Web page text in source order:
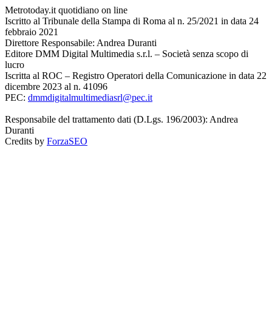
Metrotoday.it quotidiano on line
Iscritto al Tribunale della Stampa di Roma al n. 25/2021 in data 24
febbraio 2021
Direttore Responsabile: Andrea Duranti
Editore DMM Digital Multimedia s.r.l. – Società senza scopo di
lucro
Iscritta al ROC – Registro Operatori della Comunicazione in data 22
dicembre 2023 al n. 41096
PEC: dmmdigitalmultimediasrl@pec.it
Responsabile del trattamento dati (D.Lgs. 196/2003): Andrea
Duranti
Credits by ForzaSEO